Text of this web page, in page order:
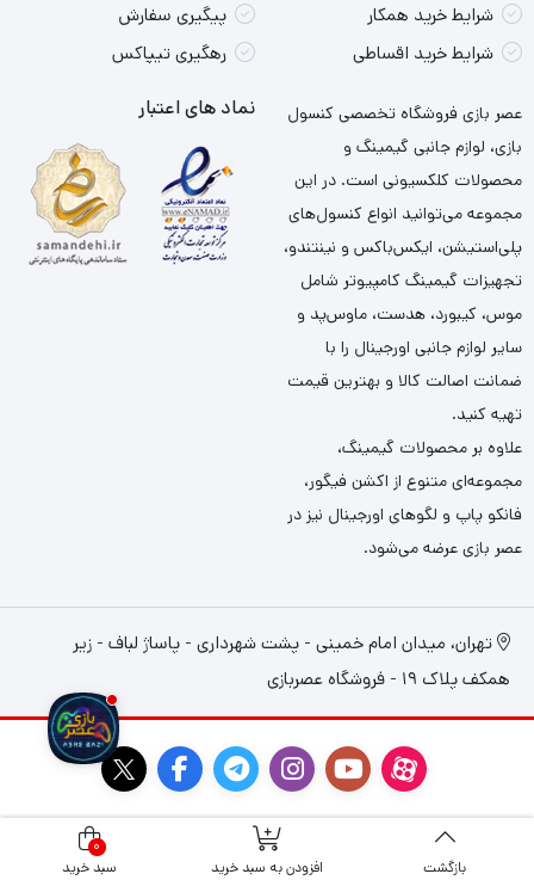
شرایط خرید همکار
شرایط خرید اقساطی
پیگیری سفارش
رهگیری تیپاکس
عصر بازی فروشگاه تخصصی کنسول
بازی، لوازم جانبی گیمینگ و
محصولات کلکسیونی است. در این
مجموعه می‌توانید انواع کنسول‌های
پلی‌استیشن، ایکس‌باکس و نینتندو،
تجهیزات گیمینگ کامپیوتر شامل
موس، کیبورد، هدست، ماوس‌پد و
سایر لوازم جانبی اورجینال را با
ضمانت اصالت کالا و بهترین قیمت
تهیه کنید.
علاوه بر محصولات گیمینگ،
مجموعه‌ای متنوع از اکشن فیگور،
فانکو پاپ و لگوهای اورجینال نیز در
عصر بازی عرضه می‌شود.
نماد های اعتبار
تهران، میدان امام خمینی - پشت شهرداری - پاساژ لباف - زیر
همکف پلاک 19 - فروشگاه عصربازی
بازگشت افزودن به سبد خرید
0
سبد خرید